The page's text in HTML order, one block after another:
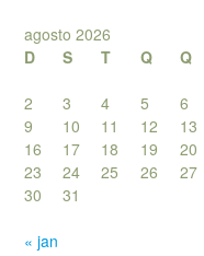
agosto 2026
D
S T Q Q
2
3 4 5 6
9
10 11 12 13
16
17 18 19 20
23
24 25 26 27
30
31
« jan